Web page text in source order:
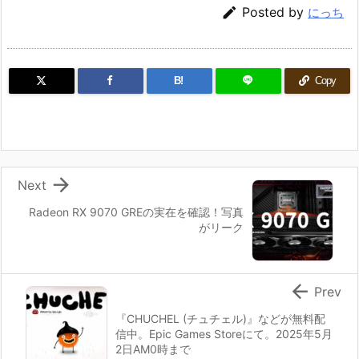
 Posted by にっち
B! Copy
Radeon RX 9070 GREの実在を確認！写真
がリーク

Next
『CHUCHEL (チュチェル)』などが無料配
信中。Epic Games Storeにて。2025年5月
2日AM0時まで
 Prev